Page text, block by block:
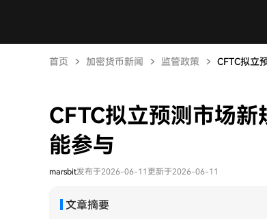
首页 加密货币新闻 监管政策 CFTC拟立
CFTC拟立预测市场
能参与
marsbit发布于2026-06-11 更新于2026-06-11
文章摘要